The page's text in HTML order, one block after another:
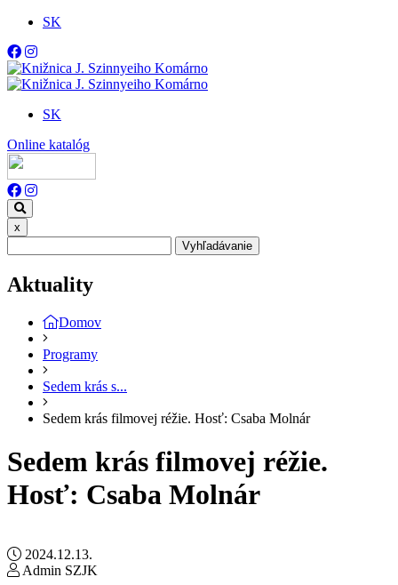
SK
SK
Online katalóg
x
Vyhľadávanie
Aktuality
Domov
Programy
Sedem krás s...
Sedem krás filmovej réžie. Hosť: Csaba Molnár
Sedem krás filmovej réžie.
Hosť: Csaba Molnár
2024.12.13.
Admin SZJK